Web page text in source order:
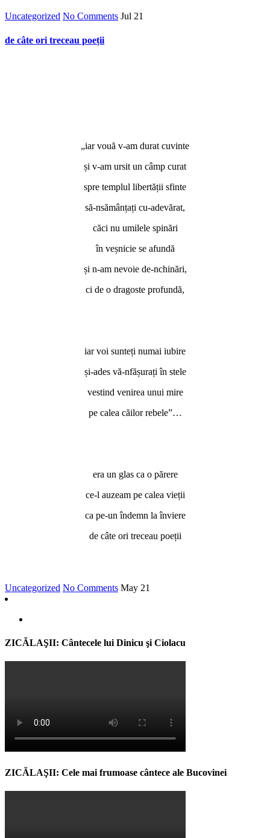
Uncategorized No Comments Jul 21
de câte ori treceau poeții
„iar vouă v-am durat cuvinte
și v-am ursit un câmp curat
spre templul libertății sfinte
să-nsămânțați cu-adevărat,
căci nu umilele spinări
în veșnicie se afundă
și n-am nevoie de-nchinări,
ci de o dragoste profundă,
iar voi sunteți numai iubire
și-ades vă-nfășurați în stele
vestind venirea unui mire
pe calea căilor rebele”…
era un glas ca o părere
ce-l auzeam pe calea vieții
ca pe-un îndemn la înviere
de câte ori treceau poeții
Uncategorized No Comments May 21
ZICĂLAŞII: Cântecele lui Dinicu şi Ciolacu
ZICĂLAŞII: Cele mai frumoase cântece ale Bucovinei